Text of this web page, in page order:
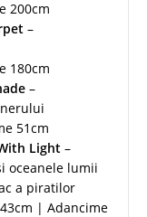
200cm
–
180cm
–
51cm
Light –
oceanele lumii
a piratilor
| Adancime